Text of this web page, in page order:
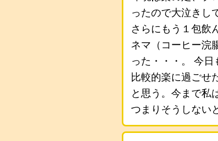
ったので大泣きし
さらにもう１包飲
ネマ（コーヒー浣
った・・・。 今
比較的楽に過ごせ
と思う。今まで私
つまりそうしない